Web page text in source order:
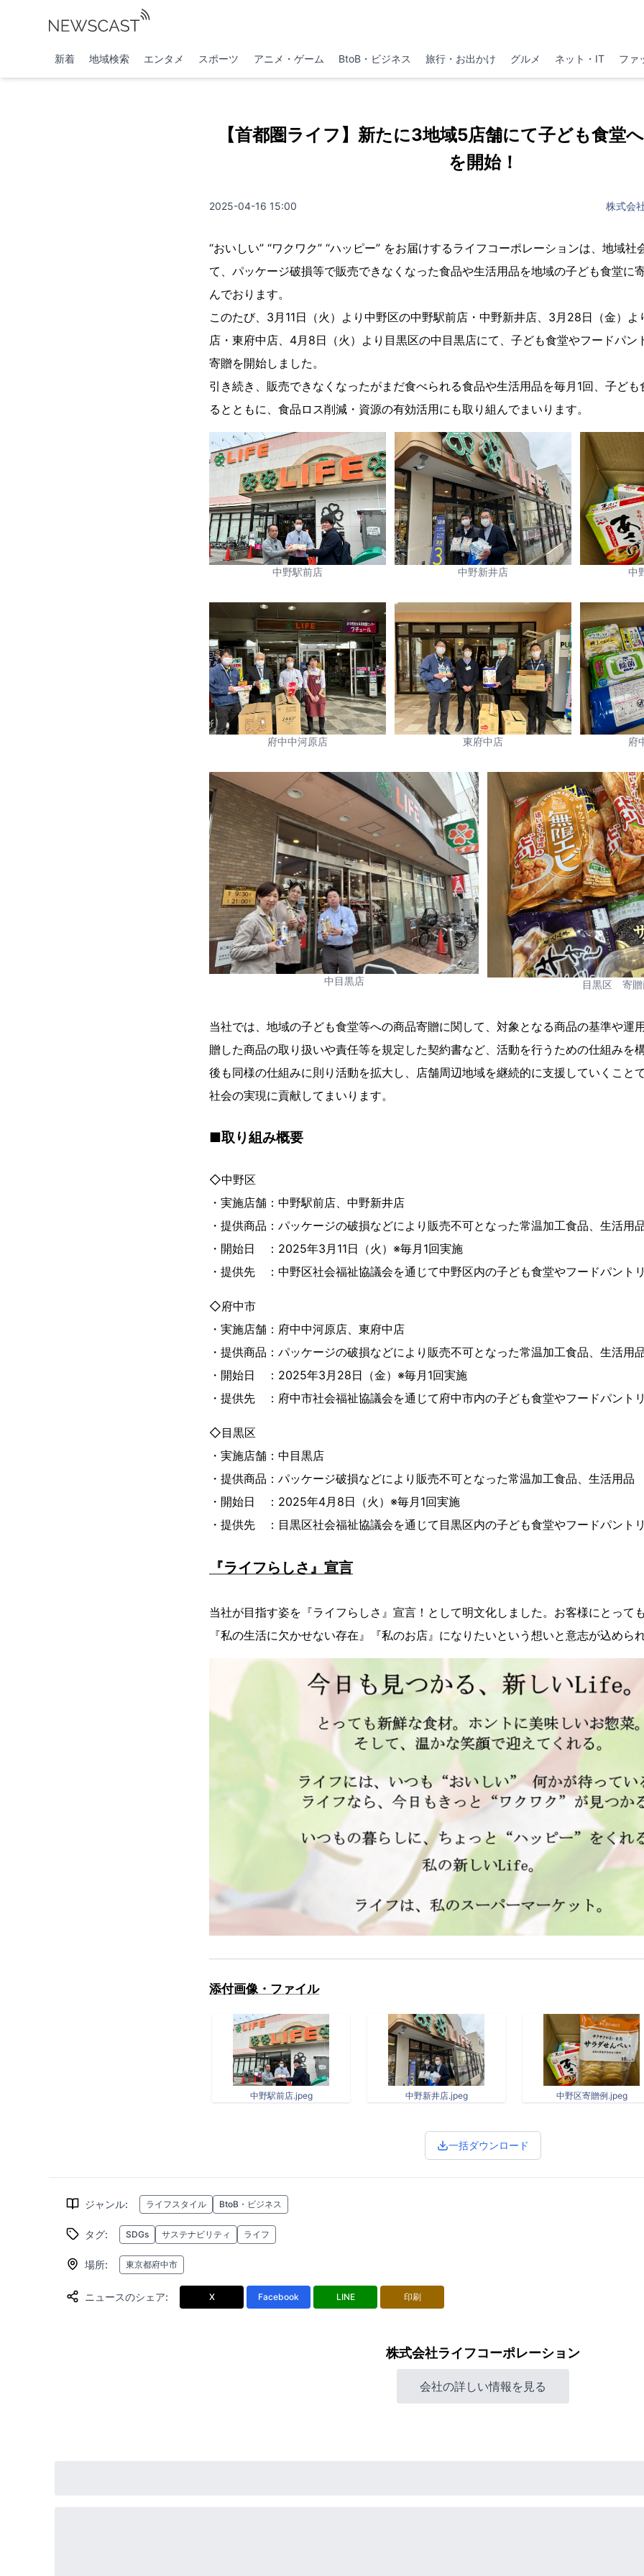
新着 地域検索 エンタメ スポーツ アニメ・ゲーム BtoB・ビジネス 旅行・お出かけ グルメ ネット・IT ファ
【首都圏ライフ】新たに3地域5店舗にて子ども食堂
を開始！
2025-04-16 15:00 株式会
“おいしい” “ワクワク” “ハッピー” をお届けするライフコーポレーションは、地域社
て、パッケージ破損等で販売できなくなった食品や生活用品を地域の子ども食堂に
んでおります。
このたび、3月11日（火）より中野区の中野駅前店・中野新井店、3月28日（金）
店・東府中店、4月8日（火）より目黒区の中目黒店にて、子ども食堂やフードパン
寄贈を開始しました。
引き続き、販売できなくなったがまだ食べられる食品や生活用品を毎月1回、子ど
るとともに、食品ロス削減・資源の有効活用にも取り組んでまいります。
中野駅前店 中野新井店 中
府中中河原店 東府中店 府
中目黒店 目黒区 寄贈
当社では、地域の子ども食堂等への商品寄贈に関して、対象となる商品の基準や運
贈した商品の取り扱いや責任等を規定した契約書など、活動を行うための仕組みを
後も同様の仕組みに則り活動を拡大し、店舗周辺地域を継続的に支援していくこと
社会の実現に貢献してまいります。
■取り組み概要
◇中野区
・実施店舗：中野駅前店、中野新井店
・提供商品：パッケージの破損などにより販売不可となった常温加工食品、生活用
・開始日 ：2025年3月11日（火）※毎月1回実施
・提供先 ：中野区社会福祉協議会を通じて中野区内の子ども食堂やフードパント
◇府中市
・実施店舗：府中中河原店、東府中店
・提供商品：パッケージの破損などにより販売不可となった常温加工食品、生活用
・開始日 ：2025年3月28日（金）※毎月1回実施
・提供先 ：府中市社会福祉協議会を通じて府中市内の子ども食堂やフードパント
◇目黒区
・実施店舗：中目黒店
・提供商品：パッケージ破損などにより販売不可となった常温加工食品、生活用品
・開始日 ：2025年4月8日（火）※毎月1回実施
・提供先 ：目黒区社会福祉協議会を通じて目黒区内の子ども食堂やフードパント
『ライフらしさ』宣言
当社が目指す姿を『ライフらしさ』宣言！として明文化しました。お客様にとって
『私の生活に欠かせない存在』『私のお店』になりたいという想いと意志が込めら
添付画像・ファイル
中野駅前店.jpeg 中野新井店.jpeg 中野区寄贈例.jpeg
一括ダウンロード
ジャンル: ライフスタイル BtoB・ビジネス
タグ: SDGs サステナビリティ ライフ
場所: 東京都府中市
ニュースのシェア: X Facebook LINE 印刷
株式会社ライフコーポレーション
会社の詳しい情報を見る